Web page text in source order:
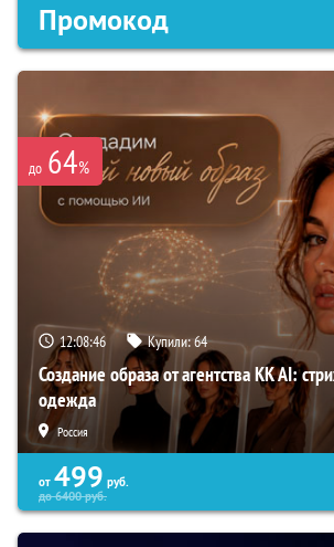
Промокод
до 64%
12:08:46 Купили:64
Создание образа от агентства KK AI:
одежда
Россия
от 499 руб.
до6400руб.